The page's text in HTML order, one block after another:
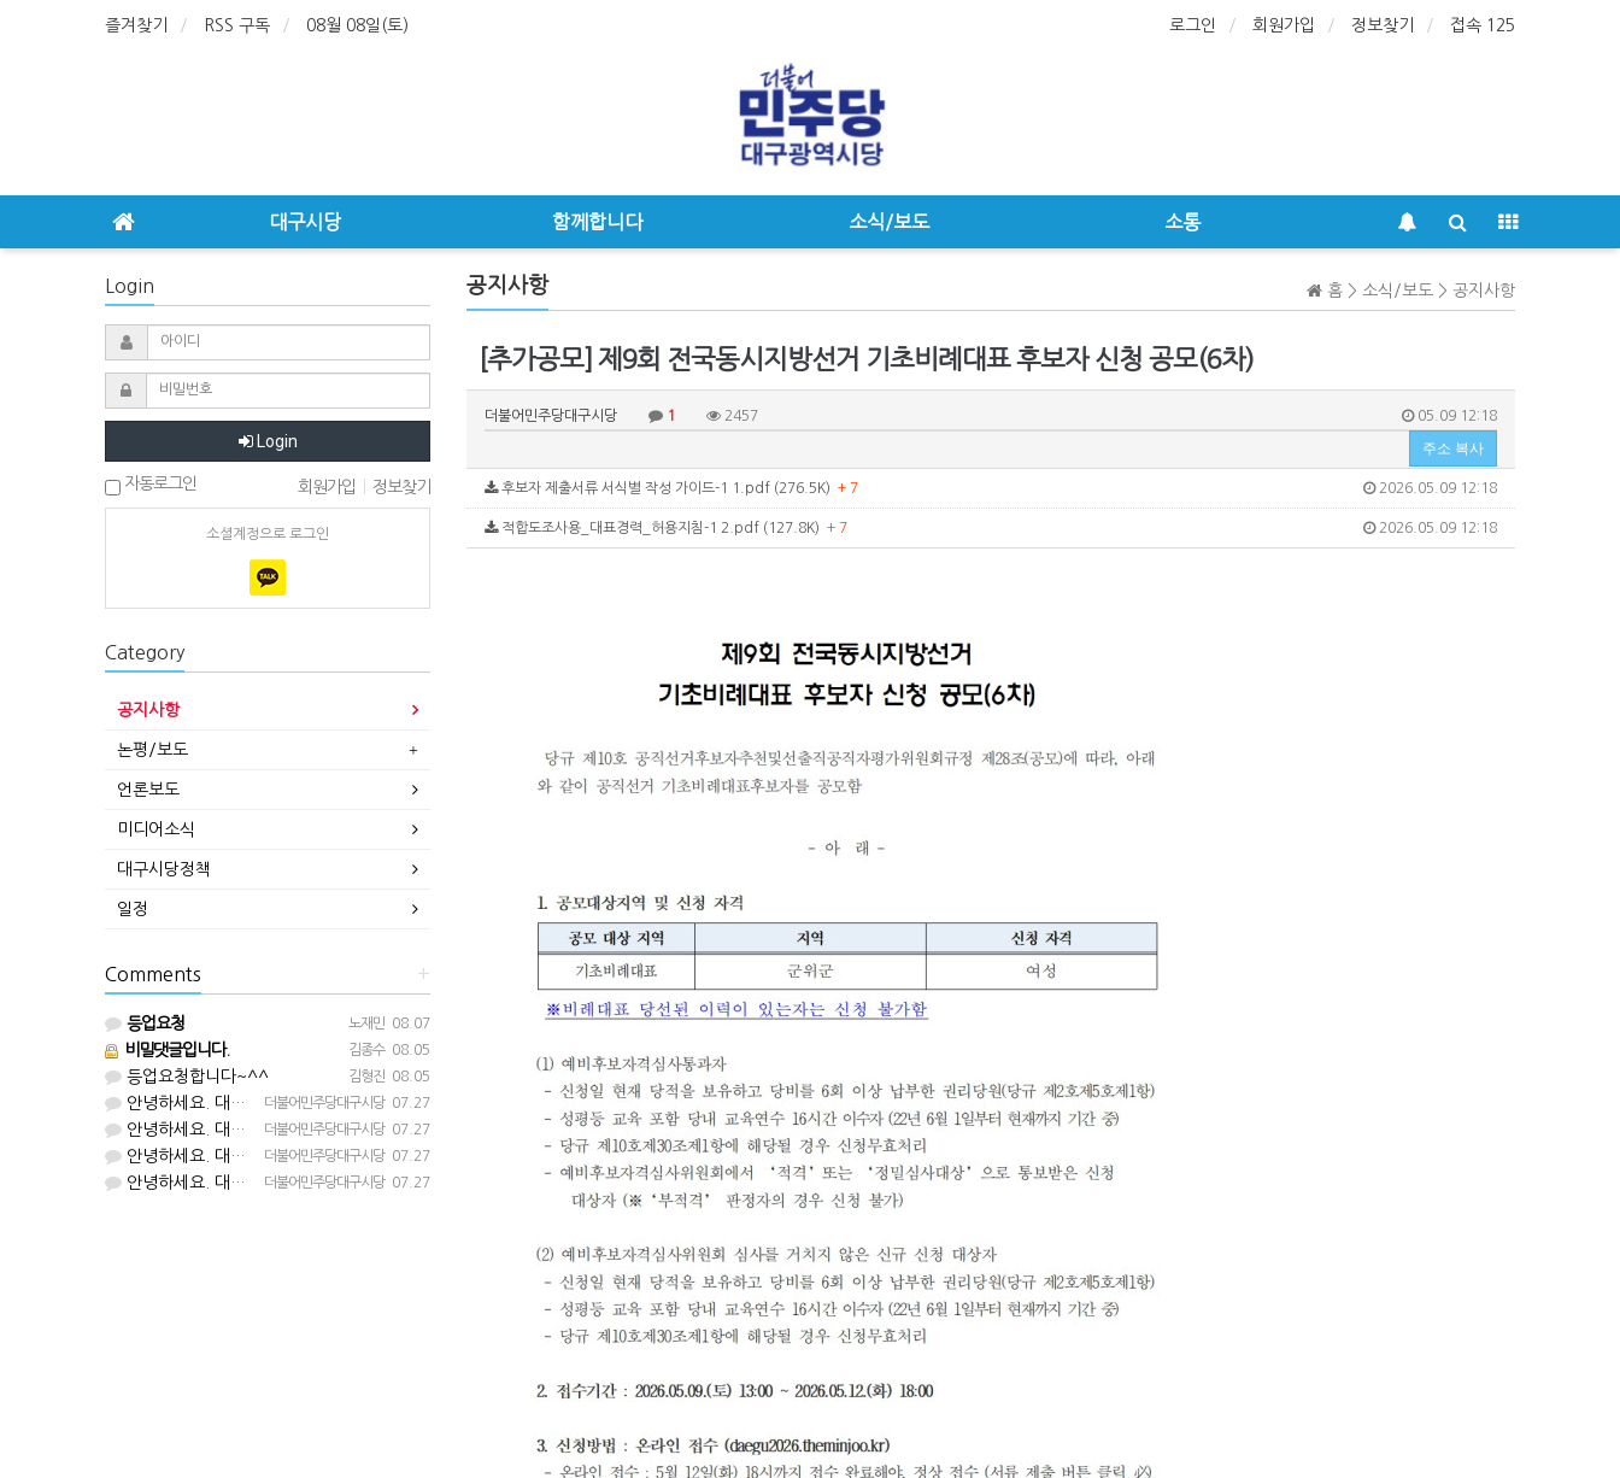
즐겨찾기 RSS 구독 08월 08일(토) 로그인 회원가입 정보찾기 접속 125
대구시당 함께합니다 소식/보도 소통
홈 > 소식/보도 > 공지사항
공지사항
[추가공모] 제9회 전국동시지방선거 기초비례대표 후보자 신청 공모(6차)
더불어민주당대구시당 1 2457 05.09 12:18
주소 복사
2026.05.09 12:18
후보자 제출서류 서식별 작성 가이드-1 1.pdf (276.5K) + 7
2026.05.09 12:18
적합도조사용_대표경력_허용지침-1 2.pdf (127.8K) + 7
Login
Login
자동로그인 회원가입 정보찾기
소셜계정으로 로그인
Category
공지사항
논평/보도
언론보도
미디어소식
대구시당정책
일정
+
Comments
노재민 08.07
등업요청
김종수 08.05
비밀댓글입니다.
김형진 08.05
등업요청합니다~^^
더불어민주당대구시당 07.27
안녕하세요. 대구시당입니다. 등업 완료되었습니다^^
더불어민주당대구시당 07.27
안녕하세요. 대구시당입니다. 등업 완료되었습니다^^
더불어민주당대구시당 07.27
안녕하세요. 대구시당입니다. 등업 완료되었습니다^^
더불어민주당대구시당 07.27
안녕하세요. 대구시당입니다. 등업 완료되었습니다^^